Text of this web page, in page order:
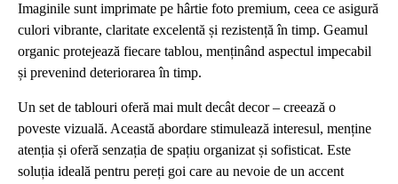
Imaginile sunt imprimate pe hârtie foto premium, ceea ce asigură
culori vibrante, claritate excelentă și rezistență în timp. Geamul
organic protejează fiecare tablou, menținând aspectul impecabil
și prevenind deteriorarea în timp.
Un set de tablouri oferă mai mult decât decor – creează o
poveste vizuală. Această abordare stimulează interesul, menține
atenția și oferă senzația de spațiu organizat și sofisticat. Este
soluția ideală pentru pereți goi care au nevoie de un accent